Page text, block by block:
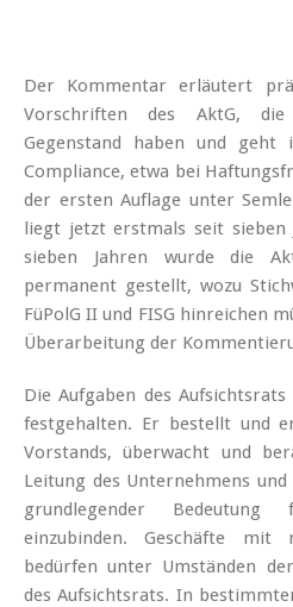
Der Kommentar erläutert
Vorschriften des AktG,
Gegenstand haben und geht
Compliance, etwa bei
der ersten Auflage unter
liegt jetzt erstmals seit sieben
sieben Jahren wurde die
permanent gestellt, wozu
FüPolG II und FISG hinreichen
Überarbeitung der
Die Aufgaben des
festgehalten. Er bestellt und
Vorstands, überwacht und
Leitung des Unternehmens
grundlegender
einzubinden. Geschäfte mit
bedürfen unter Umständen
des Aufsichtsrats. In